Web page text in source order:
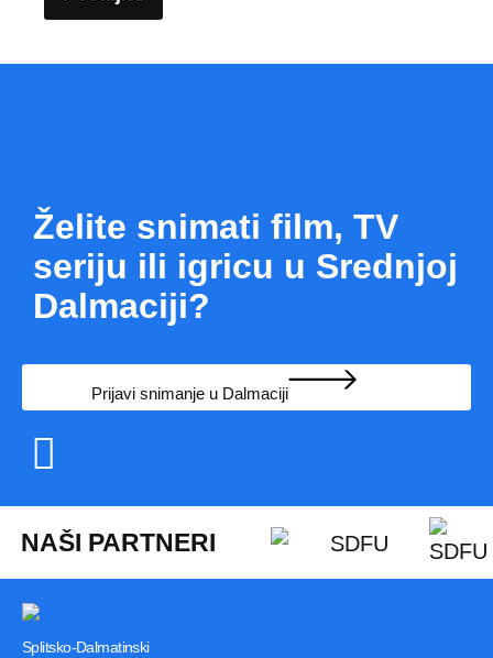
Želite snimati film, TV
seriju ili igricu u Srednjoj
Dalmaciji?
Prijavi snimanje u Dalmaciji
NAŠI PARTNERI
Splitsko-Dalmatinski